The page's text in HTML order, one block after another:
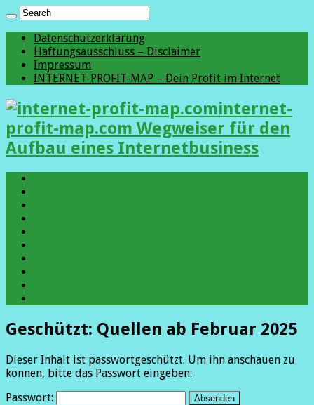
Datenschutzerklärung
Haftungsausschluss – Disclaimer
Impressum
INTERNET-PROFIT-MAP – Dein Profit im Internet
internet-
profit-map.com Wegweiser für den
Aufbau eines Internetbusiness
Geschützt: Quellen ab Februar 2025
Dieser Inhalt ist passwortgeschützt. Um ihn anschauen zu
können, bitte das Passwort eingeben:
Passwort: